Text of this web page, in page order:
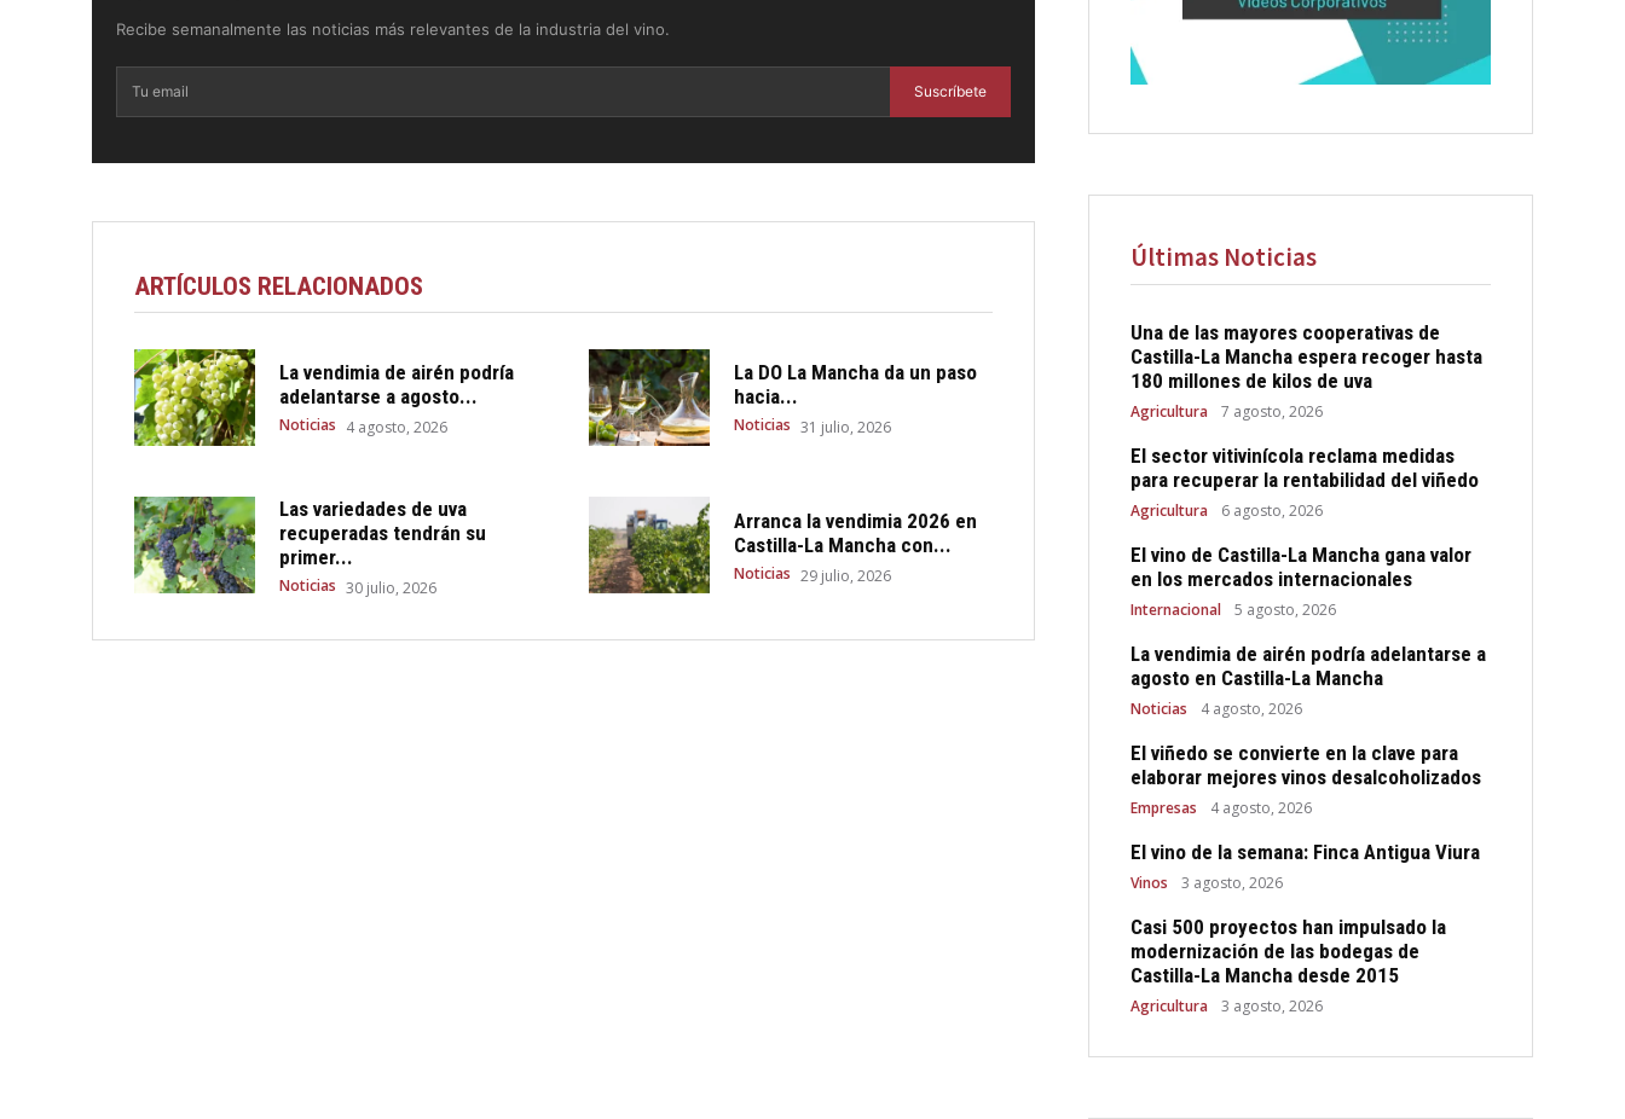
Recibe semanalmente las noticias más relevantes de la industria del vino.
Suscríbete
ARTÍCULOS RELACIONADOS
La vendimia de airén podría
adelantarse a agosto...
Noticias 4 agosto, 2026
La DO La Mancha da un paso
hacia...
Noticias 31 julio, 2026
Las variedades de uva
recuperadas tendrán su
primer...
Noticias 30 julio, 2026
Arranca la vendimia 2026 en
Castilla-La Mancha con...
Noticias 29 julio, 2026
Últimas Noticias
Una de las mayores cooperativas de
Castilla-La Mancha espera recoger hasta
180 millones de kilos de uva
Agricultura 7 agosto, 2026
El sector vitivinícola reclama medidas
para recuperar la rentabilidad del viñedo
Agricultura 6 agosto, 2026
El vino de Castilla-La Mancha gana valor
en los mercados internacionales
Internacional 5 agosto, 2026
La vendimia de airén podría adelantarse a
agosto en Castilla-La Mancha
Noticias 4 agosto, 2026
El viñedo se convierte en la clave para
elaborar mejores vinos desalcoholizados
Empresas 4 agosto, 2026
El vino de la semana: Finca Antigua Viura
Vinos 3 agosto, 2026
Casi 500 proyectos han impulsado la
modernización de las bodegas de
Castilla-La Mancha desde 2015
Agricultura 3 agosto, 2026